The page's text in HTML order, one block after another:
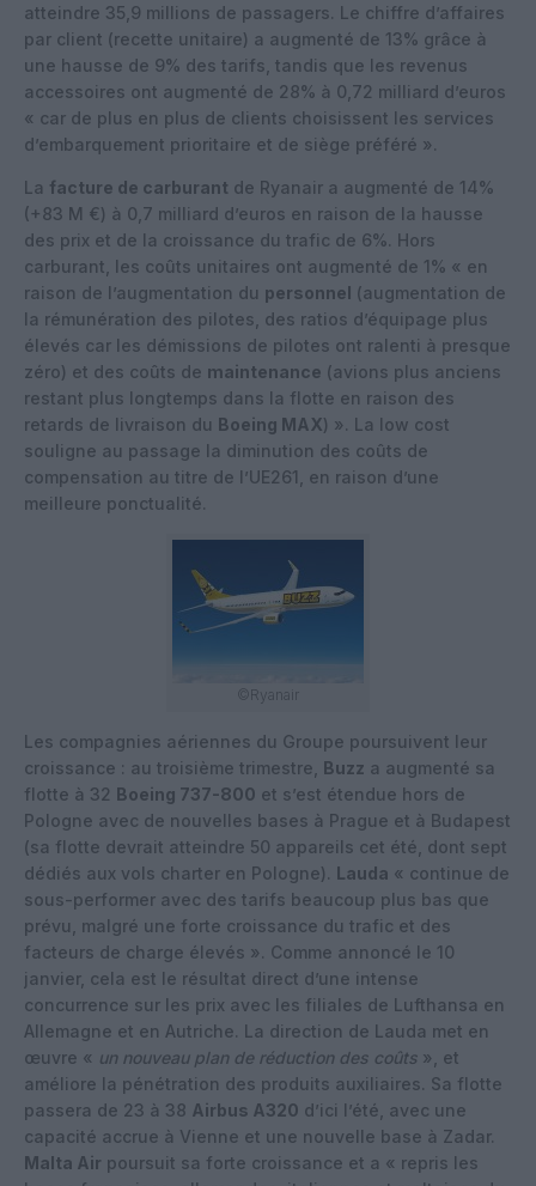
atteindre 35,9 millions de passagers. Le chiffre d’affaires
par client (recette unitaire) a augmenté de 13% grâce à
une hausse de 9% des tarifs, tandis que les revenus
accessoires ont augmenté de 28% à 0,72 milliard d’euros
« car de plus en plus de clients choisissent les services
d’embarquement prioritaire et de siège préféré ».
La facture de carburant de Ryanair a augmenté de 14%
(+83 M €) à 0,7 milliard d’euros en raison de la hausse
des prix et de la croissance du trafic de 6%. Hors
carburant, les coûts unitaires ont augmenté de 1% « en
raison de l’augmentation du personnel (augmentation de
la rémunération des pilotes, des ratios d’équipage plus
élevés car les démissions de pilotes ont ralenti à presque
zéro) et des coûts de maintenance (avions plus anciens
restant plus longtemps dans la flotte en raison des
retards de livraison du Boeing MAX) ». La low cost
souligne au passage la diminution des coûts de
compensation au titre de l’UE261, en raison d’une
meilleure ponctualité.
©Ryanair
Les compagnies aériennes du Groupe poursuivent leur
croissance : au troisième trimestre, Buzz a augmenté sa
flotte à 32 Boeing 737-800 et s’est étendue hors de
Pologne avec de nouvelles bases à Prague et à Budapest
(sa flotte devrait atteindre 50 appareils cet été, dont sept
dédiés aux vols charter en Pologne). Lauda « continue de
sous-performer avec des tarifs beaucoup plus bas que
prévu, malgré une forte croissance du trafic et des
facteurs de charge élevés ». Comme annoncé le 10
janvier, cela est le résultat direct d’une intense
concurrence sur les prix avec les filiales de Lufthansa en
Allemagne et en Autriche. La direction de Lauda met en
œuvre « un nouveau plan de réduction des coûts », et
améliore la pénétration des produits auxiliaires. Sa flotte
passera de 23 à 38 Airbus A320 d’ici l’été, avec une
capacité accrue à Vienne et une nouvelle base à Zadar.
Malta Air poursuit sa forte croissance et a « repris les